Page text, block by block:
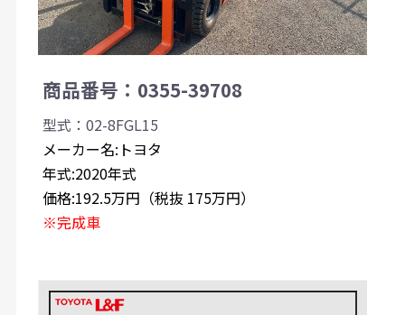
商品番号：0355-39708
型式：02-8FGL15
メーカー名:トヨタ
年式:2020年式
価格:192.5万円（税抜 175万円）
※完成車